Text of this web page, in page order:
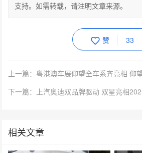
支持。如需转载，请注明文章来源。
赞 33
上一篇：粤港澳车展仰望全车系齐亮相 仰
下一篇：上汽奥迪双品牌驱动 双星亮相
相关文章